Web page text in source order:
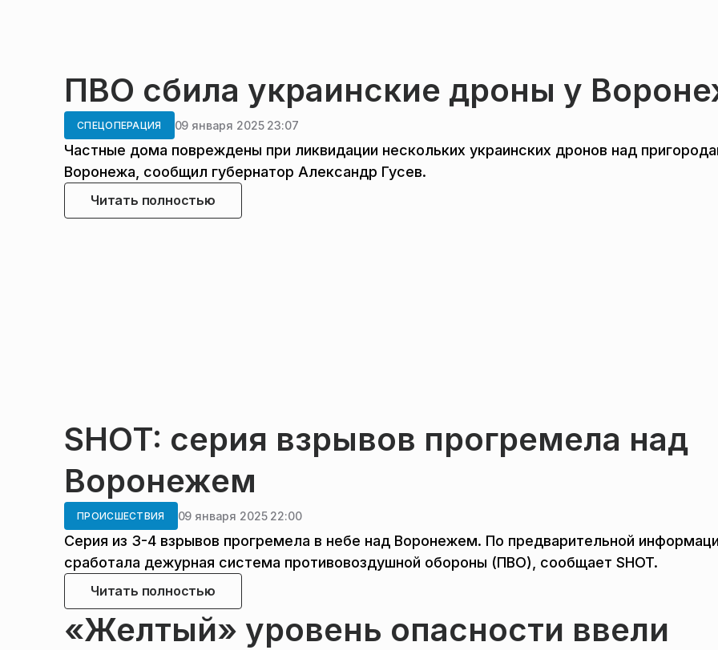
ПВО сбила украинские дроны у
СПЕЦОПЕРАЦИЯ 09 января 2025 23:07
Частные дома повреждены при ликвидации нескольких украинских дронов над
Воронежа, сообщил губернатор Александр Гусев.
Читать полностью
SHOT: серия взрывов прогремела над
Воронежем
ПРОИСШЕСТВИЯ 09 января 2025 22:00
Серия из 3-4 взрывов прогремела в небе над Воронежем. По предварительной
сработала дежурная система противовоздушной обороны (ПВО), сообщает SHOT.
Читать полностью
«Желтый» уровень опасности ввели